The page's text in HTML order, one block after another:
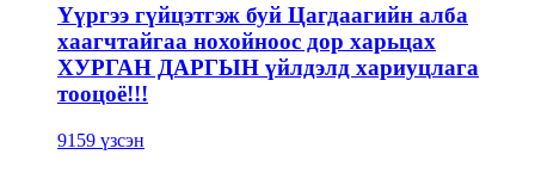
Үүргээ гүйцэтгэж буй Цагдаагийн алба
хаагчтайгаа нохойноос дор харьцах
ХУРГАН ДАРГЫН үйлдэлд хариуцлага
тооцоё!!!
9159 үзсэн